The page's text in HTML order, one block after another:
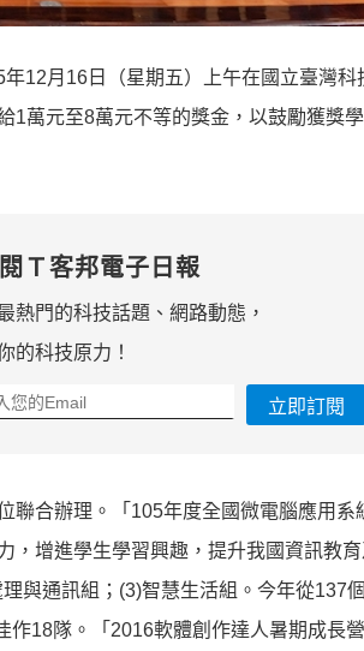
12月16日（星期五）上午在國立臺灣科
1萬元至8萬元不等的獎金，以鼓勵獲獎
Ｔ客邦電子日報
熱門的科技話題、網路動態，
的科技原力！
立即訂閱
聯合辦理。「105年度全國微電腦應用系
，增進學生學習興趣，提升我國資訊教
與通訊組；(3)智慧生活組。今年從137
18隊。「2016軟體創作達人暑期成長